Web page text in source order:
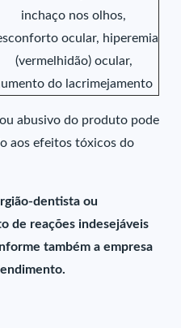
inchaço nos olhos,
ocular, hiperemia
(vermelhidão) ocular,
do lacrimejamento
abusivo do produto pode
aos efeitos tóxicos do
dentista ou
de reações indesejáveis
também a empresa